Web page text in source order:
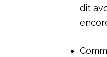
dit